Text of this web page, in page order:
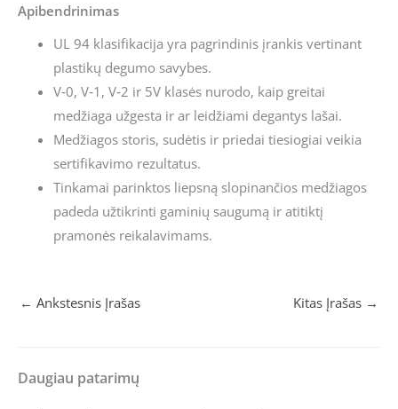
Apibendrinimas
UL 94 klasifikacija yra pagrindinis įrankis vertinant
plastikų degumo savybes.
V‑0, V‑1, V‑2 ir 5V klasės nurodo, kaip greitai
medžiaga užgesta ir ar leidžiami degantys lašai.
Medžiagos storis, sudėtis ir priedai tiesiogiai veikia
sertifikavimo rezultatus.
Tinkamai parinktos liepsną slopinančios medžiagos
padeda užtikrinti gaminių saugumą ir atitiktį
pramonės reikalavimams.
← Ankstesnis Įrašas Kitas Įrašas →
Daugiau patarimų